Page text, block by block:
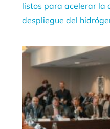
listos para acelerar la
despliegue del